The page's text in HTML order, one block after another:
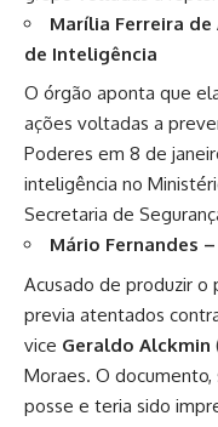
Marília Ferreira
de Inteligência
O órgão aponta que
ações voltadas a
Poderes em 8 de
inteligência no
Secretaria de
Mário Fernandes
Acusado de produzir o
previa atentados
vice Geraldo Alckmin
Moraes. O documento,
posse e teria sido